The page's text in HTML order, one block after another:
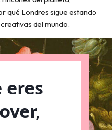
qué Londres sigue estando
del mundo.
eres